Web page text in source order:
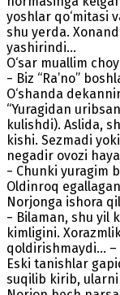
yoshlar qo‘mitasi
shu yerda.
yashirindi…
O‘sar muallim
− Biz “Ra’no”
O‘shanda
“Yuragidan
kulishdi). Aslida,
kishi. Sezmadi
negadir ovozi
− Chunki yuragim
Oldinroq
Norjonga ishora
− Bilaman, shu yil
kimligini.
qoldirishmaydi… –
Eski tanishlar
suqilib kirib, ularni